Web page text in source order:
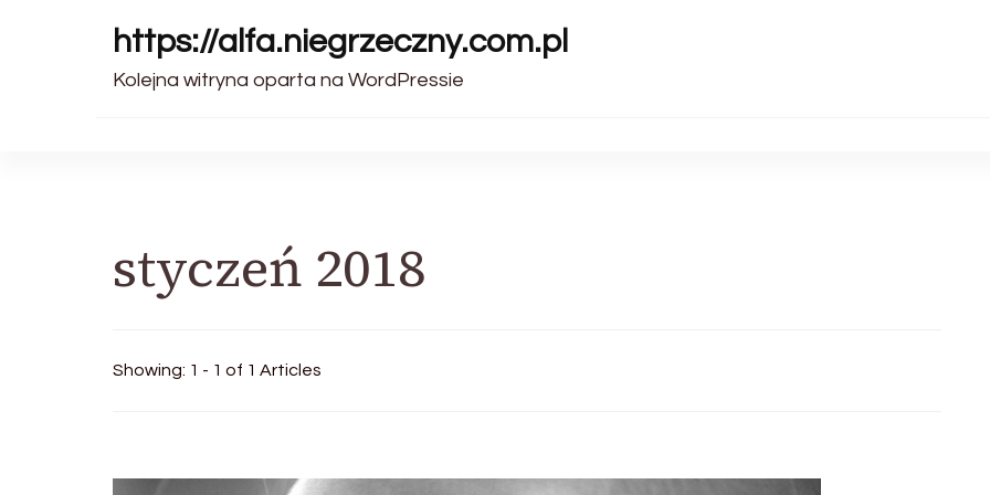
https://alfa.niegrzeczny.com.pl
Kolejna witryna oparta na WordPressie
styczeń 2018
Showing: 1 - 1 of 1 Articles